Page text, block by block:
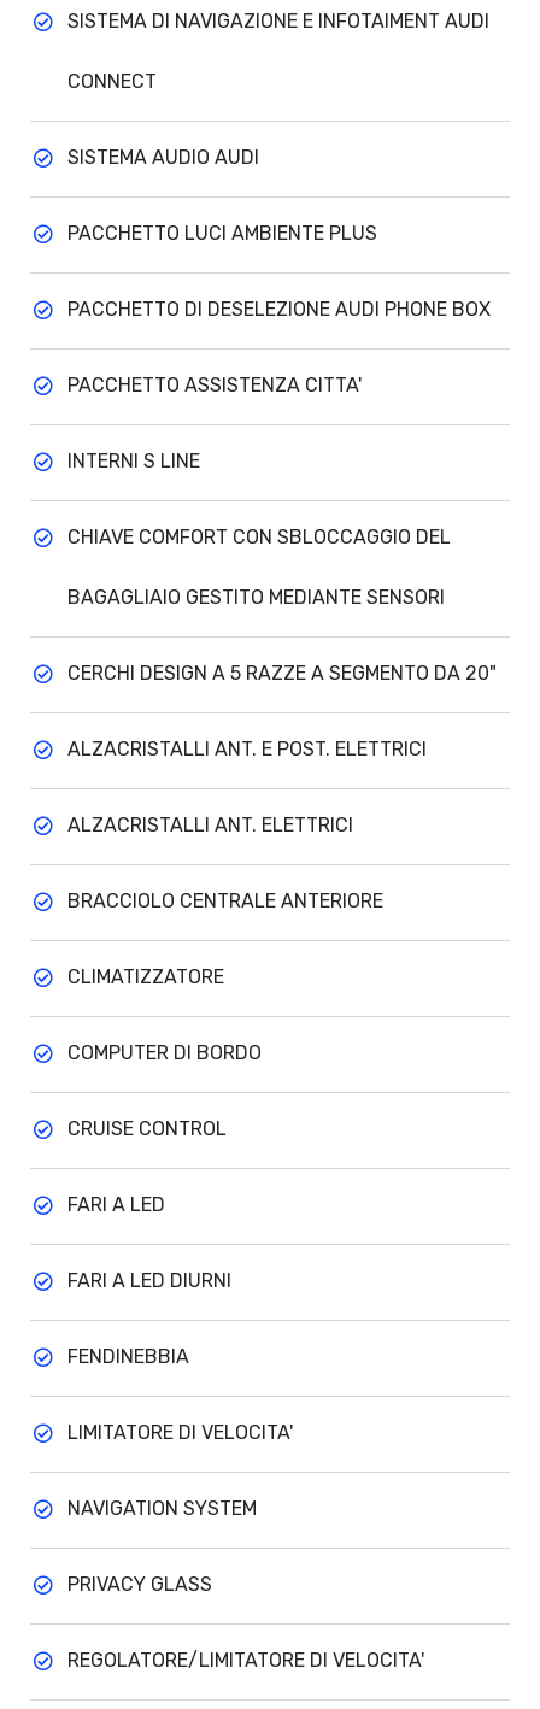
SISTEMA DI NAVIGAZIONE E INFOTAIMENT AUDI
CONNECT
SISTEMA AUDIO AUDI
PACCHETTO LUCI AMBIENTE PLUS
PACCHETTO DI DESELEZIONE AUDI PHONE BOX
PACCHETTO ASSISTENZA CITTA'
INTERNI S LINE
CHIAVE COMFORT CON SBLOCCAGGIO DEL
BAGAGLIAIO GESTITO MEDIANTE SENSORI
CERCHI DESIGN A 5 RAZZE A SEGMENTO DA 20"
ALZACRISTALLI ANT. E POST. ELETTRICI
ALZACRISTALLI ANT. ELETTRICI
BRACCIOLO CENTRALE ANTERIORE
CLIMATIZZATORE
COMPUTER DI BORDO
CRUISE CONTROL
FARI A LED
FARI A LED DIURNI
FENDINEBBIA
LIMITATORE DI VELOCITA'
NAVIGATION SYSTEM
PRIVACY GLASS
REGOLATORE/LIMITATORE DI VELOCITA'